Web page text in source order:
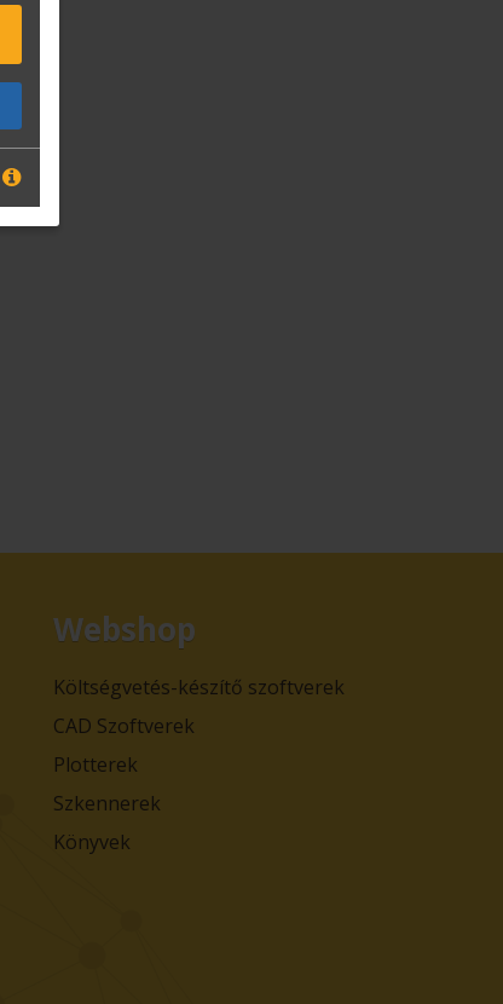
Webshop
Költségvetés-készítő szoftverek
CAD Szoftverek
Plotterek
Szkennerek
Könyvek